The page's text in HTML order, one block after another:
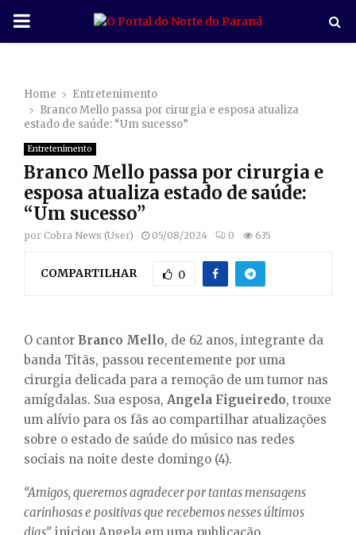
P
M
A
R
E
N
U
Home
Entretenimento
Branco Mello passa por cirurgia e esposa atualiza
estado de saúde: “Um sucesso”
Entretenimento
Branco Mello passa por cirurgia e
esposa atualiza estado de saúde:
“Um sucesso”
por Cobra News (User) 05/08/2024 0 635
COMPARTILHAR 0
O cantor Branco Mello, de 62 anos, integrante da
banda Titãs, passou recentemente por uma
cirurgia delicada para a remoção de um tumor nas
amígdalas. Sua esposa, Angela Figueiredo, trouxe
um alívio para os fãs ao compartilhar atualizações
sobre o estado de saúde do músico nas redes
sociais na noite deste domingo (4).
“Amigos, queremos agradecer por tantas mensagens
carinhosas e positivas que recebemos nesses últimos
dias”, iniciou Angela em uma publicação